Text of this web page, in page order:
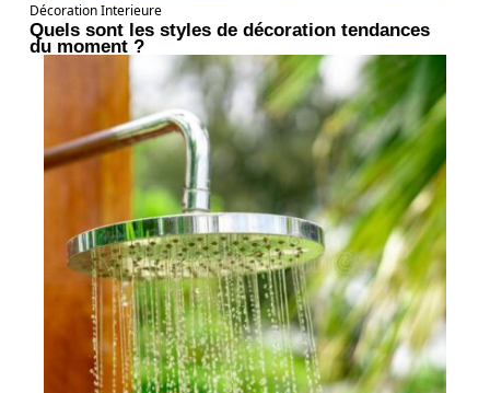
Décoration Interieure
Quels sont les styles de décoration tendances
du moment ?